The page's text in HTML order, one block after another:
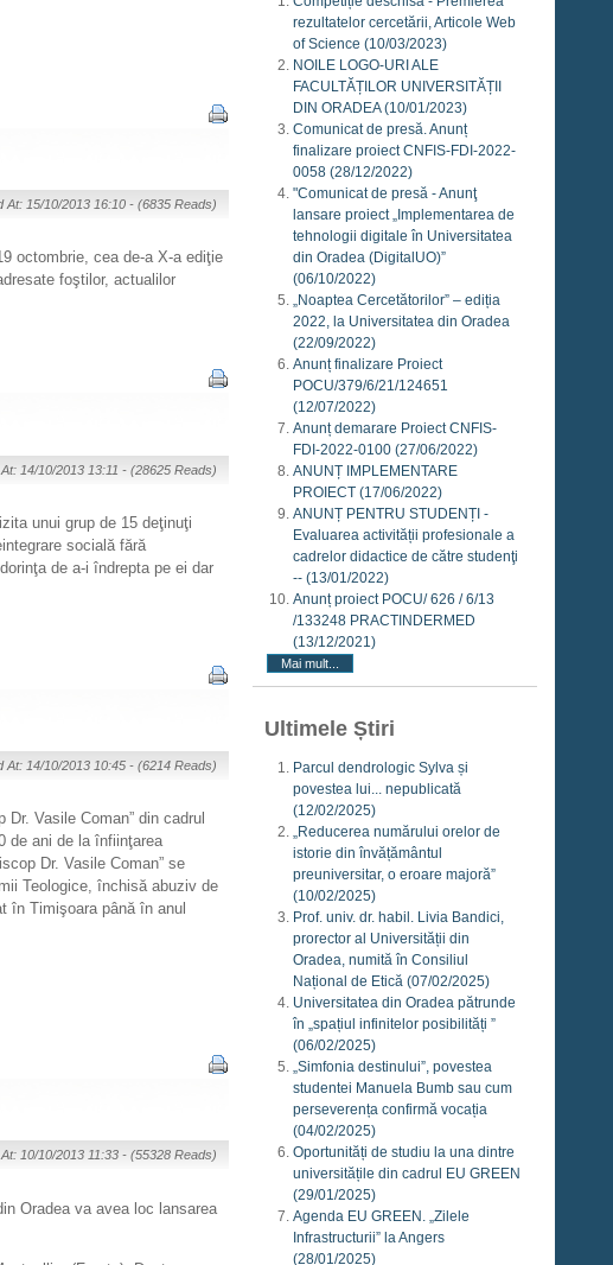
At: 15/10/2013 16:10 - (6835 Reads)
octombrie, cea de-a X-a ediţie
foştilor, actualilor
14/10/2013 13:11 - (28625 Reads)
unui grup de 15 deţinuţi
socială fără
de a-i îndrepta pe ei dar
At: 14/10/2013 10:45 - (6214 Reads)
Vasile Coman” din cadrul
de ani de la înfiinţarea
Dr. Vasile Coman” se
Teologice, închisă abuziv de
în Timişoara până în anul
10/10/2013 11:33 - (55328 Reads)
Oradea va avea loc lansarea
rezultatelor cercetării, Articole Web
of Science (10/03/2023)
NOILE LOGO-URI ALE
FACULTĂȚILOR UNIVERSITĂȚII
DIN ORADEA(10/01/2023)
Comunicat de presă. Anunț
finalizare proiect CNFIS-FDI-2022-
0058 (28/12/2022)
"Comunicat de presă - Anunţ
lansare proiect „Implementarea de
tehnologii digitale în Universitatea
din Oradea (DigitalUO)”
(06/10/2022)
„Noaptea Cercetătorilor” – ediția
2022, la Universitatea din Oradea
(22/09/2022)
Anunț finalizare Proiect
POCU/379/6/21/124651
(12/07/2022)
Anunț demarare Proiect CNFIS-
FDI-2022-0100 (27/06/2022)
ANUNȚ IMPLEMENTARE
PROIECT (17/06/2022)
ANUNȚ PENTRU STUDENȚI -
Evaluarea activității profesionale a
cadrelor didactice de către studenţi
-- (13/01/2022)
Anunț proiect POCU/ 626 / 6/13
/133248 PRACTINDERMED
(13/12/2021)
Mai mult...
Ultimele Știri
Parcul dendrologic Sylva și
povestea lui... nepublicată
(12/02/2025)
„Reducerea numărului orelor de
istorie din învățământul
preuniversitar, o eroare majoră”
(10/02/2025)
Prof. univ. dr. habil. Livia Bandici,
prorector al Universității din
Oradea, numită în Consiliul
Național de Etică (07/02/2025)
Universitatea din Oradea pătrunde
în „spațiul infinitelor posibilități ”
(06/02/2025)
„Simfonia destinului”, povestea
studentei Manuela Bumb sau cum
perseverența confirmă vocația
(04/02/2025)
Oportunități de studiu la una dintre
universitățile din cadrul EU GREEN
(29/01/2025)
Agenda EU GREEN. „Zilele
Infrastructurii” la Angers
(28/01/2025)